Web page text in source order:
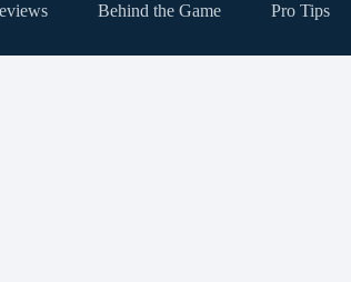
Behind the Game Pro Tips